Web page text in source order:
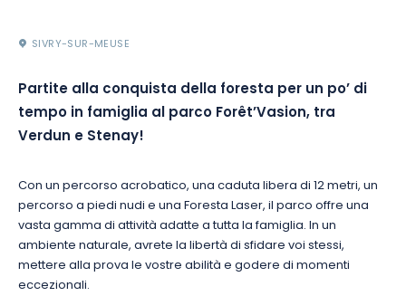
SIVRY-SUR-MEUSE
Partite alla conquista della foresta per un po’ di
tempo in famiglia al parco Forêt’Vasion, tra
Verdun e Stenay!
Con un percorso acrobatico, una caduta libera di 12 metri, un
percorso a piedi nudi e una Foresta Laser, il parco offre una
vasta gamma di attività adatte a tutta la famiglia. In un
ambiente naturale, avrete la libertà di sfidare voi stessi,
mettere alla prova le vostre abilità e godere di momenti
eccezionali.